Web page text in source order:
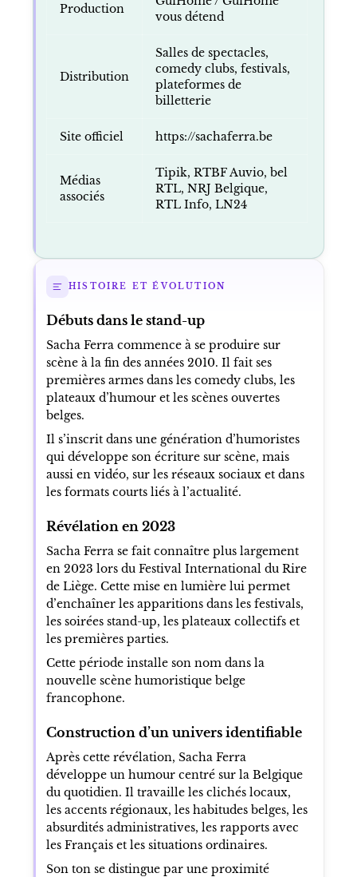
Production
vous détend
Distribution
Salles de spectacles,
comedy clubs, festivals,
plateformes de
billetterie
Site officiel https://sachaferra.be
Médias
associés
Tipik, RTBF Auvio, bel
RTL, NRJ Belgique,
RTL Info, LN24
HISTOIRE ET ÉVOLUTION
Débuts dans le stand-up
Sacha Ferra commence à se produire sur
scène à la fin des années 2010. Il fait ses
premières armes dans les comedy clubs, les
plateaux d’humour et les scènes ouvertes
belges.
Il s’inscrit dans une génération d’humoristes
qui développe son écriture sur scène, mais
aussi en vidéo, sur les réseaux sociaux et dans
les formats courts liés à l’actualité.
Révélation en 2023
Sacha Ferra se fait connaître plus largement
en 2023 lors du Festival International du Rire
de Liège. Cette mise en lumière lui permet
d’enchaîner les apparitions dans les festivals,
les soirées stand-up, les plateaux collectifs et
les premières parties.
Cette période installe son nom dans la
nouvelle scène humoristique belge
francophone.
Construction d’un univers identifiable
Après cette révélation, Sacha Ferra
développe un humour centré sur la Belgique
du quotidien. Il travaille les clichés locaux,
les accents régionaux, les habitudes belges, les
absurdités administratives, les rapports avec
les Français et les situations ordinaires.
Son ton se distingue par une proximité